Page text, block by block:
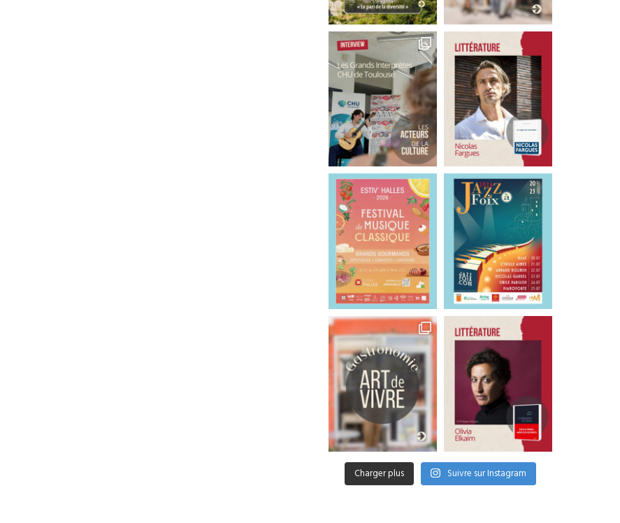
Charger plus Suivre sur Instagram